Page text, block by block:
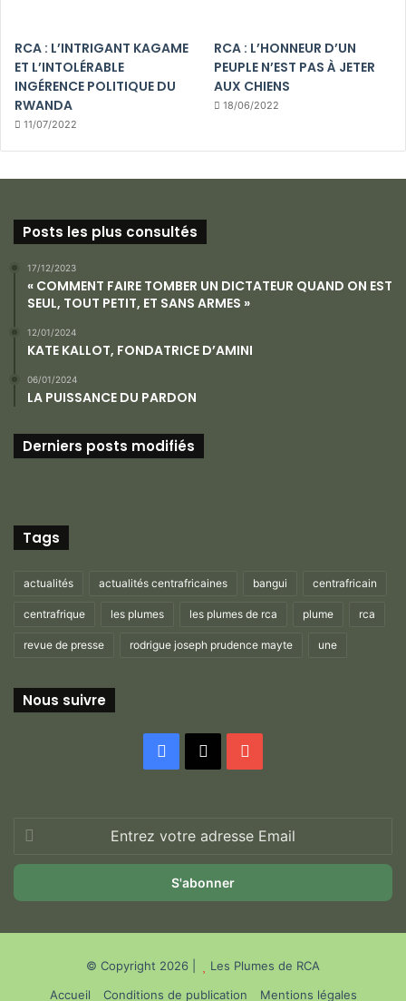
RCA : L’INTRIGANT KAGAME
ET L’INTOLÉRABLE
INGÉRENCE POLITIQUE DU
RWANDA
11/07/2022
RCA : L’HONNEUR D’UN
PEUPLE N’EST PAS À JETER
AUX CHIENS
18/06/2022
Posts les plus consultés
17/12/2023
« COMMENT FAIRE TOMBER UN DICTATEUR QUAND ON EST
SEUL, TOUT PETIT, ET SANS ARMES »
12/01/2024
KATE KALLOT, FONDATRICE D’AMINI
06/01/2024
LA PUISSANCE DU PARDON
Derniers posts modifiés
Tags
actualités actualités centrafricaines bangui centrafricain
centrafrique les plumes les plumes de rca plume rca
revue de presse rodrigue joseph prudence mayte une
Nous suivre
Facebook
votre
adresse
© Copyright 2026 |
Les Plumes de RCA
Accueil
Conditions de publication Mentions légales